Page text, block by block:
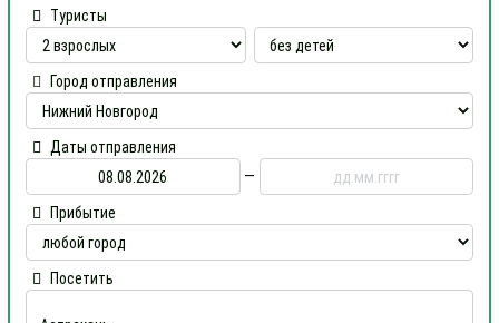
Туристы
Город отправления
Даты отправления
—
Прибытие
Посетить